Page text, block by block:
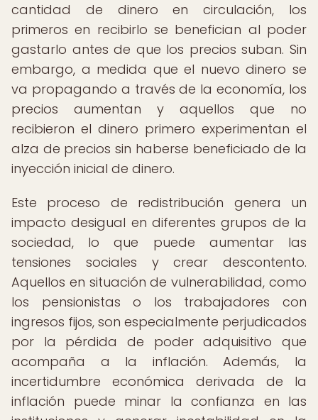
cantidad de dinero en circulación, los
primeros en recibirlo se benefician al poder
gastarlo antes de que los precios suban. Sin
embargo, a medida que el nuevo dinero se
va propagando a través de la economía, los
precios aumentan y aquellos que no
recibieron el dinero primero experimentan el
alza de precios sin haberse beneficiado de la
inyección inicial de dinero.
Este proceso de redistribución genera un
impacto desigual en diferentes grupos de la
sociedad, lo que puede aumentar las
tensiones sociales y crear descontento.
Aquellos en situación de vulnerabilidad, como
los pensionistas o los trabajadores con
ingresos fijos, son especialmente perjudicados
por la pérdida de poder adquisitivo que
acompaña a la inflación. Además, la
incertidumbre económica derivada de la
inflación puede minar la confianza en las